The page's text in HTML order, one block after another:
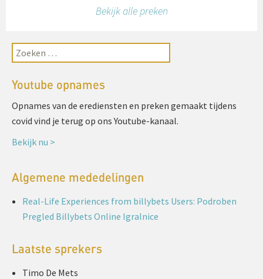
Bekijk alle preken
Youtube opnames
Opnames van de erediensten en preken gemaakt tijdens
covid vind je terug op ons Youtube-kanaal.
Bekijk nu >
Algemene mededelingen
Real-Life Experiences from billybets Users: Podroben
Pregled Billybets Online Igralnice
Laatste sprekers
Timo De Mets